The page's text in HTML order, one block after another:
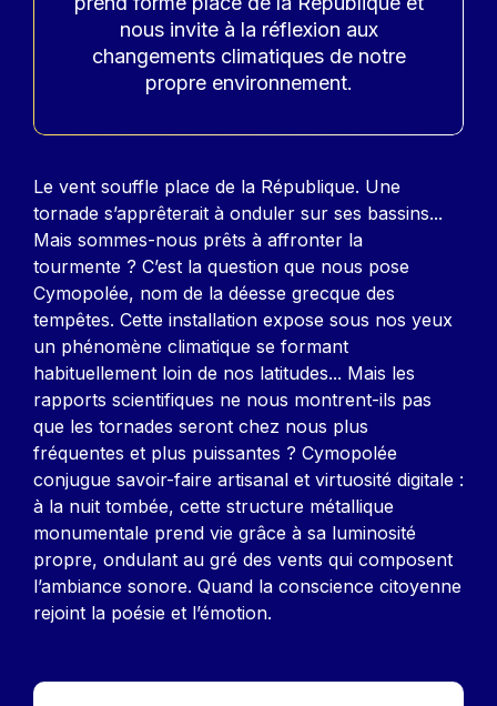
nous invite à la réflexion aux
changements climatiques de notre
propre environnement.
Contenu
Le vent souffle place de la République. Une
tornade s’apprêterait à onduler sur ses bassins...
Mais sommes-nous prêts à affronter la
tourmente ? C’est la question que nous pose
Cymopolée, nom de la déesse grecque des
tempêtes. Cette installation expose sous nos yeux
un phénomène climatique se formant
habituellement loin de nos latitudes... Mais les
rapports scientifiques ne nous montrent-ils pas
que les tornades seront chez nous plus
fréquentes et plus puissantes ? Cymopolée
conjugue savoir-faire artisanal et virtuosité digitale :
à la nuit tombée, cette structure métallique
monumentale prend vie grâce à sa luminosité
propre, ondulant au gré des vents qui composent
l’ambiance sonore. Quand la conscience citoyenne
rejoint la poésie et l’émotion.